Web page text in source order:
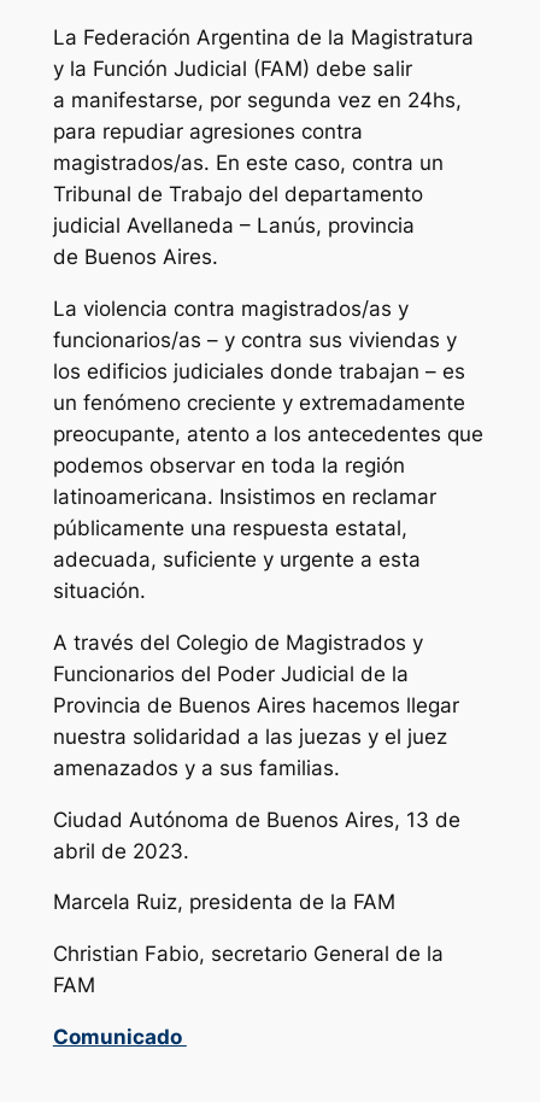
La Federación Argentina de la Magistratura
y la Función Judicial (FAM) debe salir
a manifestarse, por segunda vez en 24hs,
para repudiar agresiones contra
magistrados/as. En este caso, contra un
Tribunal de Trabajo del departamento
judicial Avellaneda – Lanús, provincia
de Buenos Aires.
La violencia contra magistrados/as y
funcionarios/as – y contra sus viviendas y
los edificios judiciales donde trabajan – es
un fenómeno creciente y extremadamente
preocupante, atento a los antecedentes que
podemos observar en toda la región
latinoamericana. Insistimos en reclamar
públicamente una respuesta estatal,
adecuada, suficiente y urgente a esta
situación.
A través del Colegio de Magistrados y
Funcionarios del Poder Judicial de la
Provincia de Buenos Aires hacemos llegar
nuestra solidaridad a las juezas y el juez
amenazados y a sus familias.
Ciudad Autónoma de Buenos Aires, 13 de
abril de 2023.
Marcela Ruiz, presidenta de la FAM
Christian Fabio, secretario General de la
FAM
Comunicado